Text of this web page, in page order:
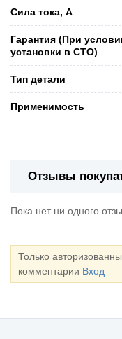
Сила тока, А
Гарантия (При
установки в СТО)
Тип детали
Применимость
Отзывы
Пока нет ни одного
Только
комментарии Вход